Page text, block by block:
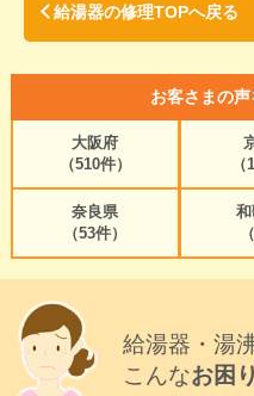
給湯器の修理TOPへ戻る
お客さまの
大阪府
（510件）
奈良県
（53件）
給湯器・湯
こんなお困